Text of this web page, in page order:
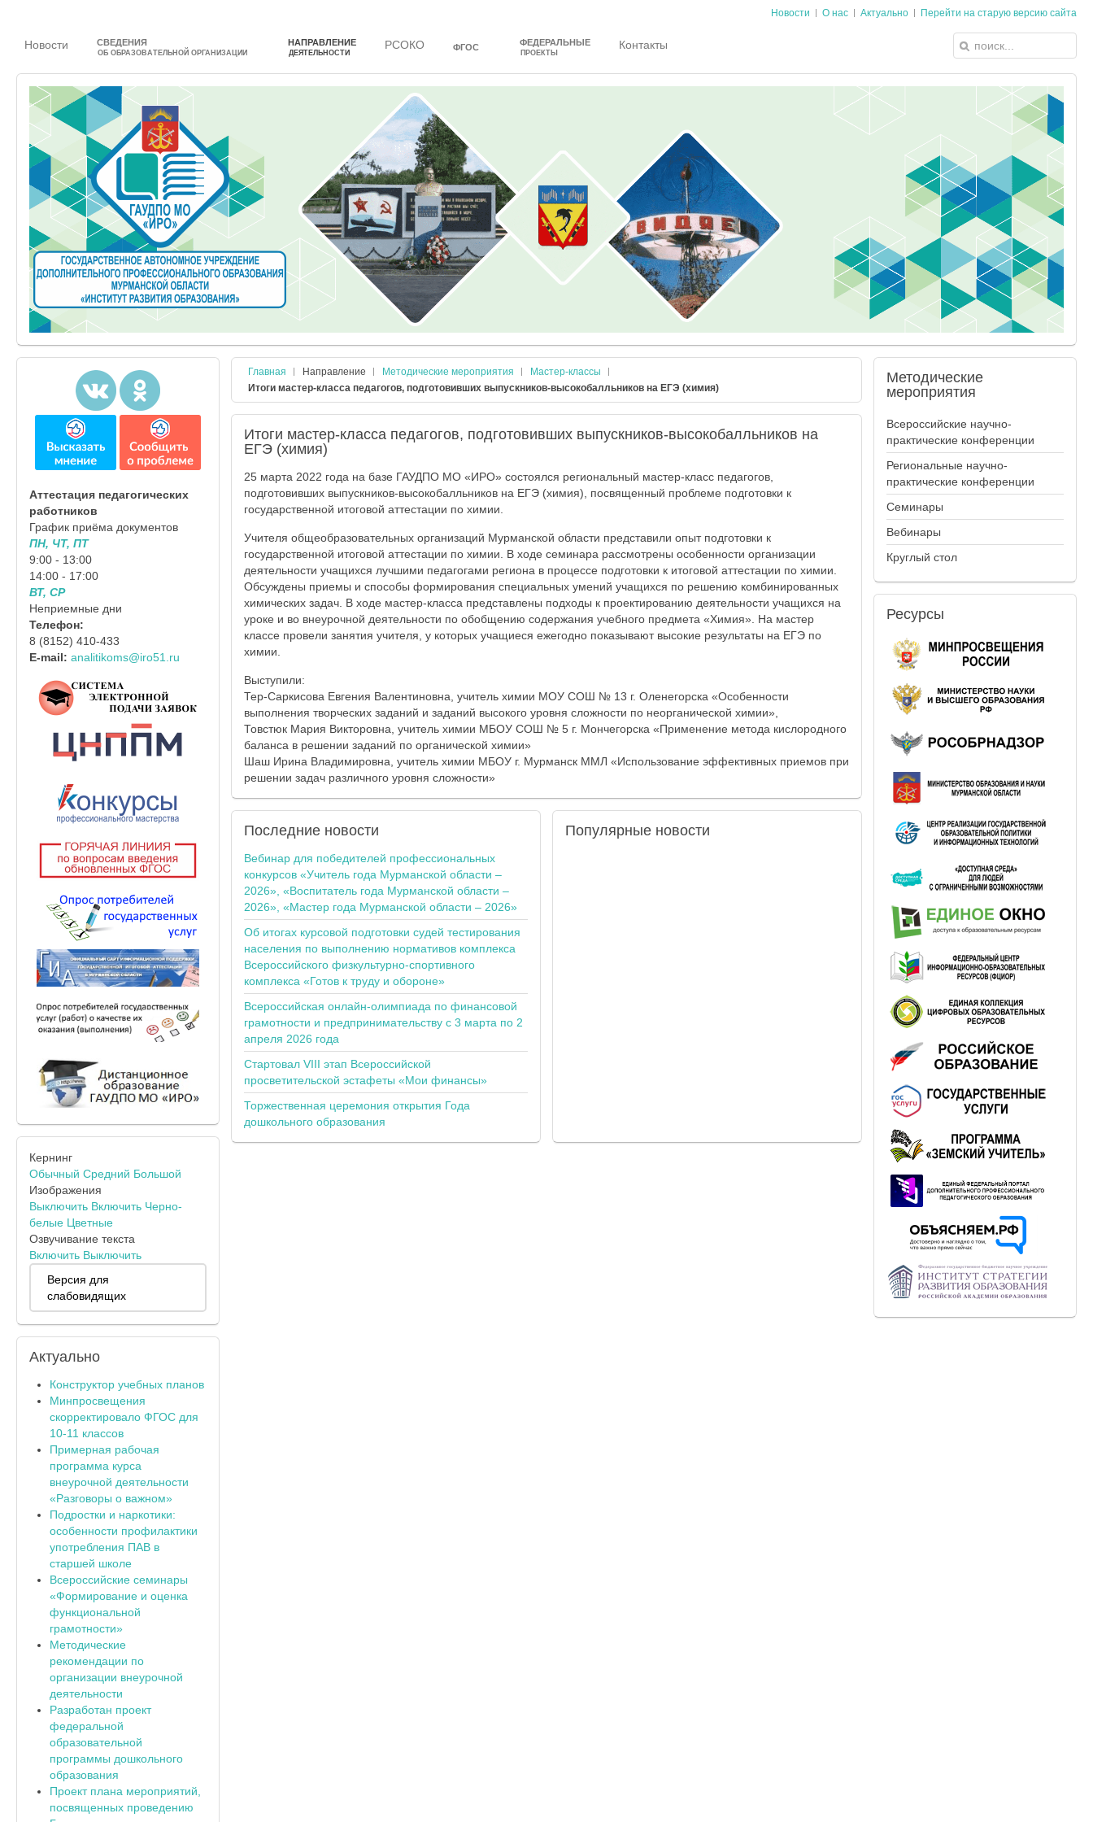
Новости О нас Актуально Перейти на старую версию сайта
Новости СВЕДЕНИЯ
ОБ ОБРАЗОВАТЕЛЬНОЙ ОРГАНИЗАЦИИ
НАПРАВЛЕНИЕ
ДЕЯТЕЛЬНОСТИ
РСОКО ФГОС ФЕДЕРАЛЬНЫЕ
ПРОЕКТЫ
Контакты
Главная Направление Методические мероприятия
Мастер-классы
Итоги мастер-класса педагогов, подготовивших выпускников-высокобалльников на ЕГЭ (химия)
Итоги мастер-класса педагогов, подготовивших выпускников-высокобалльников на
ЕГЭ (химия)
25 марта 2022 года на базе ГАУДПО МО «ИРО» состоялся региональный мастер-класс педагогов,
подготовивших выпускников-высокобалльников на ЕГЭ (химия), посвященный проблеме подготовки к
государственной итоговой аттестации по химии.
Учителя общеобразовательных организаций Мурманской области представили опыт подготовки к
государственной итоговой аттестации по химии. В ходе семинара рассмотрены особенности организации
деятельности учащихся лучшими педагогами региона в процессе подготовки к итоговой аттестации по химии.
Обсуждены приемы и способы формирования специальных умений учащихся по решению комбинированных
химических задач. В ходе мастер-класса представлены подходы к проектированию деятельности учащихся на
уроке и во внеурочной деятельности по обобщению содержания учебного предмета «Химия». На мастер
классе провели занятия учителя, у которых учащиеся ежегодно показывают высокие результаты на ЕГЭ по
химии.
Выступили:
Тер-Саркисова Евгения Валентиновна, учитель химии МОУ СОШ № 13 г. Оленегорска «Особенности
выполнения творческих заданий и заданий высокого уровня сложности по неорганической химии»,
Товстюк Мария Викторовна, учитель химии МБОУ СОШ № 5 г. Мончегорска «Применение метода кислородного
баланса в решении заданий по органической химии»
Шаш Ирина Владимировна, учитель химии МБОУ г. Мурманск ММЛ «Использование эффективных приемов при
решении задач различного уровня сложности»
Последниеновости
Вебинар для победителей профессиональных
конкурсов «Учитель года Мурманской области –
2026», «Воспитатель года Мурманской области –
2026», «Мастер года Мурманской области – 2026»
Об итогах курсовой подготовки судей тестирования
населения по выполнению нормативов комплекса
Всероссийского физкультурно-спортивного
комплекса «Готов к труду и обороне»
Всероссийская онлайн-олимпиада по финансовой
грамотности и предпринимательству с 3 марта по 2
апреля 2026 года
Стартовал VIII этап Всероссийской
просветительской эстафеты «Мои финансы»
Торжественная церемония открытия Года
дошкольного образования
Популярныеновости
Аттестация педагогических
работников
График приёма документов
ПН, ЧТ, ПТ
9:00 - 13:00
14:00 - 17:00
ВТ, СР
Неприемные дни
Телефон:
8 (8152) 410-433
E-mail: analitikoms@iro51.ru
Кернинг
Обычный Средний Большой
Изображения
Выключить Включить Черно-
белые Цветные
Озвучивание текста
Включить Выключить
Версия для
слабовидящих
Актуально
Конструктор учебных планов
Минпросвещения
скорректировало ФГОС для
10-11 классов
Примерная рабочая
программа курса
внеурочной деятельности
«Разговоры о важном»
Подростки и наркотики:
особенности профилактики
употребления ПАВ в
старшей школе
Всероссийские семинары
«Формирование и оценка
функциональной
грамотности»
Методические
рекомендации по
организации внеурочной
деятельности
Разработан проект
федеральной
образовательной
программы дошкольного
образования
Проект плана мероприятий,
посвященных проведению
Методические
мероприятия
Всероссийские научно-
практические конференции
Региональные научно-
практические конференции
Семинары
Вебинары
Круглый стол
Ресурсы